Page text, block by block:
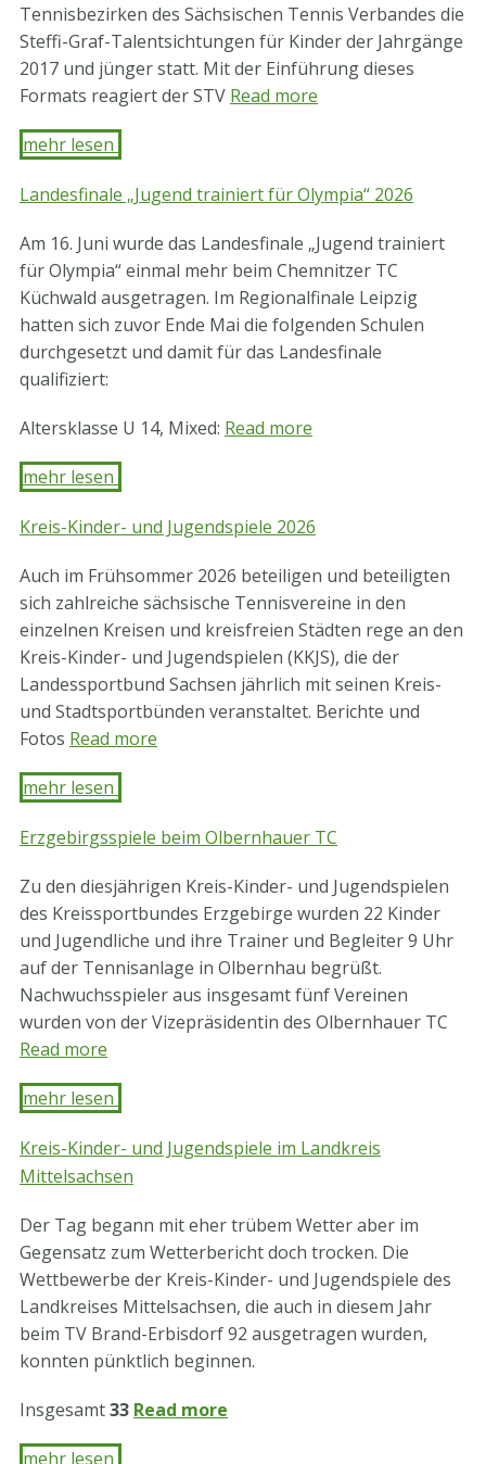
Tennisbezirken des Sächsischen Tennis Verbandes die
Steffi-Graf-Talentsichtungen für Kinder der Jahrgänge
2017 und jünger statt. Mit der Einführung dieses
Formats reagiert der STV Read more
mehr lesen ​
Landesfinale „Jugend trainiert für Olympia“ 2026
Am 16. Juni wurde das Landesfinale „Jugend trainiert
für Olympia“ einmal mehr beim Chemnitzer TC
Küchwald ausgetragen. Im Regionalfinale Leipzig
hatten sich zuvor Ende Mai die folgenden Schulen
durchgesetzt und damit für das Landesfinale
qualifiziert:
Altersklasse U 14, Mixed: Read more
mehr lesen ​
Kreis-Kinder- und Jugendspiele 2026
Auch im Frühsommer 2026 beteiligen und beteiligten
sich zahlreiche sächsische Tennisvereine in den
einzelnen Kreisen und kreisfreien Städten rege an den
Kreis-Kinder- und Jugendspielen (KKJS), die der
Landessportbund Sachsen jährlich mit seinen Kreis-
und Stadtsportbünden veranstaltet. Berichte und
Fotos Read more
mehr lesen ​
Erzgebirgsspiele beim Olbernhauer TC
Zu den diesjährigen Kreis-Kinder- und Jugendspielen
des Kreissportbundes Erzgebirge wurden 22 Kinder
und Jugendliche und ihre Trainer und Begleiter 9 Uhr
auf der Tennisanlage in Olbernhau begrüßt.
Nachwuchsspieler aus insgesamt fünf Vereinen
wurden von der Vizepräsidentin des Olbernhauer TC
Read more
mehr lesen ​
Kreis-Kinder- und Jugendspiele im Landkreis
Mittelsachsen
Der Tag begann mit eher trübem Wetter aber im
Gegensatz zum Wetterbericht doch trocken. Die
Wettbewerbe der Kreis-Kinder- und Jugendspiele des
Landkreises Mittelsachsen, die auch in diesem Jahr
beim TV Brand-Erbisdorf 92 ausgetragen wurden,
konnten pünktlich beginnen.
Insgesamt33 Read more
mehr lesen ​